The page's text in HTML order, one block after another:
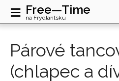
≡ Free—Time
na Frýdlantsku
Párové
(chlapec a